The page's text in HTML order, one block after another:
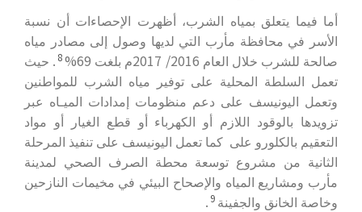
أما فيما يتعلق بمياه الشرب، أظهرت الإحصاءات أن نسبة
الأسر في محافظة مأرب التي لديها وصول إلى مصادر مياه
صالحة للشرب خلال العام 2016/ 2017م بلغت 69%
8 . حيث
تعمل السلطة المحلية على توفير مياه الشرب للمواطنين
وتعمل اليونيسف على دعم منظومات إمدادات الميـاه عبر
تزويدها بالوقود اللازم أو الكهرباء أو قطع الغيار أو مواد
التعقيم بالكلورو على كما تعمل اليونيسف على تنفيذ المرحلة
الثانية من مشروع توسعة محطة الصرف الصحي لمدينة
مأرب ومشاريع المياه والإصحاح البيئي في مخيمات النازحين
وخاصة الخانق والجفينة 9
.